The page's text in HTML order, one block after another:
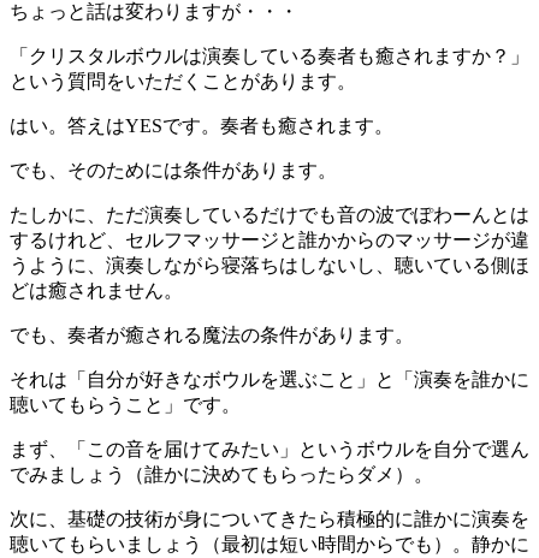
ちょっと話は変わりますが・・・
「クリスタルボウルは演奏している奏者も癒されますか？」
という質問をいただくことがあります。
はい。答えはYESです。奏者も癒されます。
でも、そのためには条件があります。
たしかに、ただ演奏しているだけでも音の波でぽわーんとは
するけれど、セルフマッサージと誰かからのマッサージが違
うように、演奏しながら寝落ちはしないし、聴いている側ほ
どは癒されません。
でも、奏者が癒される魔法の条件があります。
それは「自分が好きなボウルを選ぶこと」と「演奏を誰かに
聴いてもらうこと」です。
まず、「この音を届けてみたい」というボウルを自分で選ん
でみましょう（誰かに決めてもらったらダメ）。
次に、基礎の技術が身についてきたら積極的に誰かに演奏を
聴いてもらいましょう（最初は短い時間からでも）。静かに